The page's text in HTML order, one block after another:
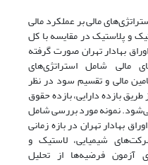
‌مالی بر عملکرد مالی
و پلاستیک در مقایسه با کل
بهادار تهران صورت گرفته
مالی شامل استراتژی‌های
مالی و تقسیم سود در نظر
بازده دارایی، بازده حقوق
نمونه مورد بررسی شامل
بهادار تهران در بازه زمانی
شرکت‌های شیمیایی، لاستیک و
برای آزمون فرضیه‌ها از تحلیل